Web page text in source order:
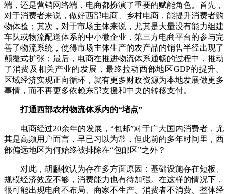
端，还是营销网络端，电商都扮演了重要的赋能角色。首先，
对于消费者来说，做好西部电商、乡村电商，能提升消费者购
物体验；其次，对于市场主体来说，尤其是大量没有能力组建
车队或物流配送体系的中小微企业，第三方电商平台的参与完
善了物流系统，使得市场主体生产的农产品的销售半径出现了
颠覆式扩张；最后，电商在推进物流体系通畅的过程中，推动
了消费及相关产业的发展，最终拉动西部地区GDP的提升。
区域经济实现正向循环，就有更多财政资源为本地发展做更多
事情，而不再更多依赖东部支援和中央的转移支付。
打通西部农村物流体系内的“堵点”
电商经过20余年的发展，“包邮”对于广大国内消费者，尤
其是高频用户而言，早已习以为常，但此前的多年时间里，西
部偏远地区为何始终被排除在“包邮区”之外？
对此，胡麒牧认为存在多方面原因：基础设施存在短板、
规模经济效应不够，消费能力也有待加强。在这样的情况下，
很可能出现电商不布局、商家不生产、消费者不消费、整体经